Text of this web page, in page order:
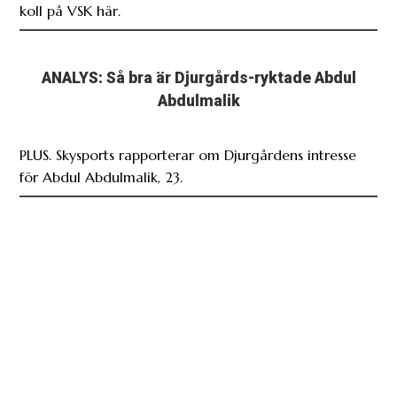
koll på VSK här.
ANALYS: Så bra är Djurgårds-ryktade Abdul
Abdulmalik
PLUS. Skysports rapporterar om Djurgårdens intresse
för Abdul Abdulmalik, 23.